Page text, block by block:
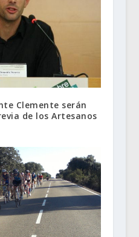
Clemente serán
de los Artesanos